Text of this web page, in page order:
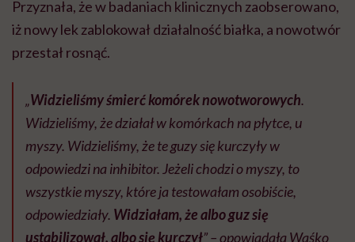
Przyznała, że w badaniach klinicznych zaobserowano,
iż nowy lek zablokował działalność białka, a nowotwór
przestał rosnąć.
„Widzieliśmy śmierć komórek nowotworowych.
Widzieliśmy, że działał w komórkach na płytce, u
myszy. Widzieliśmy, że te guzy się kurczyły w
odpowiedzi na inhibitor. Jeżeli chodzi o myszy, to
wszystkie myszy, które ja testowałam osobiście,
odpowiedziały. Widziałam, że albo guz się
ustabilizował, albo się kurczył” – opowiadała Waśko